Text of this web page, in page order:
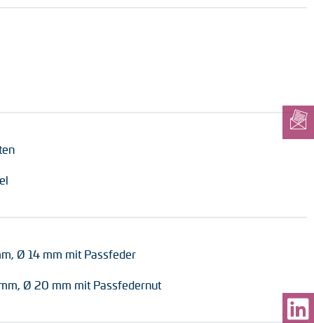
Ø 14 mm mit Passfeder
Ø 20 mm mit Passfedernut